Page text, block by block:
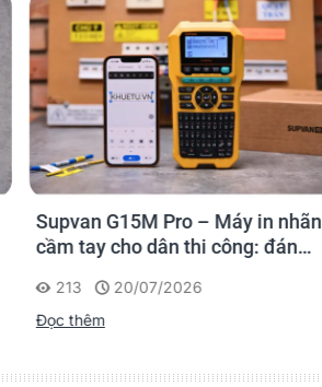
Supvan G15M Pro – Máy in nhãn
cầm tay cho dân thi công: đánh
công trình
213
20/07/2026
Đọc thêm